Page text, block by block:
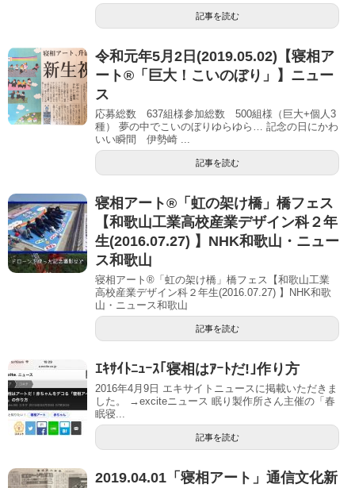
記事を読む
令和元年5月2日(2019.05.02)【寝相ア
ート®「巨大！こいのぼり」】ニュー
ス
応募総数 637組様参加総数 500組様（巨大+個人3
種） 夢の中でこいのぼりゆらゆら… 記念の日にかわ
いい瞬間 伊勢崎 ...
記事を読む
寝相アート®「虹の架け橋」橋フェス
【和歌山工業高校産業デザイン科２年
生(2016.07.27) 】NHK和歌山・ニュー
ス和歌山
寝相アート®「虹の架け橋」橋フェス【和歌山工業
高校産業デザイン科２年生(2016.07.27) 】NHK和歌
山・ニュース和歌山
記事を読む
ｴｷｻｲﾄﾆｭｰｽ｢寝相はｱｰﾄだ!｣作り方
2016年4月9日 エキサイトニュースに掲載いただきま
した。 →exciteニュース 眠り製作所さん主催の「春
眠寝...
記事を読む
2019.04.01「寝相アート」通信文化新